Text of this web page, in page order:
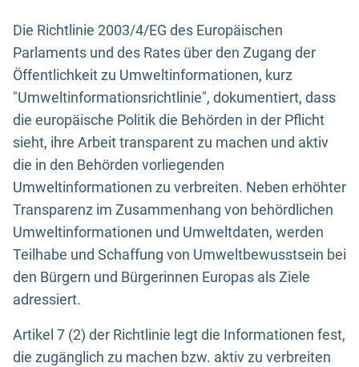
Die Richtlinie 2003/4/EG des Europäischen
Parlaments und des Rates über den Zugang der
Öffentlichkeit zu Umweltinformationen, kurz
"Umweltinformationsrichtlinie", dokumentiert, dass
die europäische Politik die Behörden in der Pflicht
sieht, ihre Arbeit transparent zu machen und aktiv
die in den Behörden vorliegenden
Umweltinformationen zu verbreiten. Neben erhöhter
Transparenz im Zusammenhang von behördlichen
Umweltinformationen und Umweltdaten, werden
Teilhabe und Schaffung von Umweltbewusstsein bei
den Bürgern und Bürgerinnen Europas als Ziele
adressiert.
Artikel 7 (2) der Richtlinie legt die Informationen fest,
die zugänglich zu machen bzw. aktiv zu verbreiten